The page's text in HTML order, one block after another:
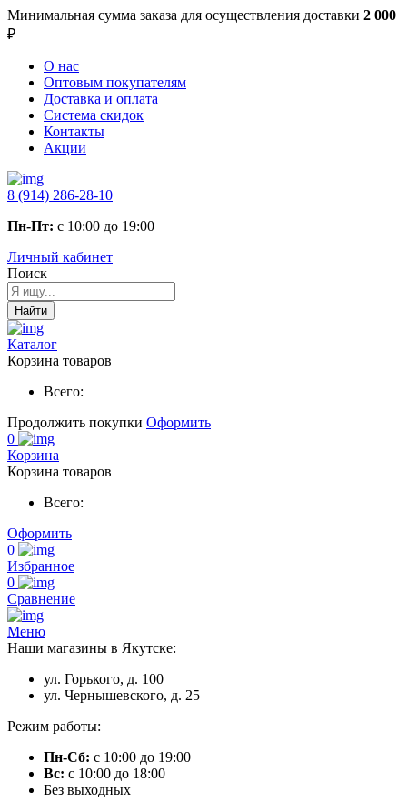
Минимальная сумма заказа для осуществления доставки 2 000
₽
О нас
Оптовым покупателям
Доставка и оплата
Система скидок
Контакты
Акции
8 (914) 286-28-10
Пн-Пт: с 10:00 до 19:00
Личный кабинет
Поиск
Найти
Каталог
Корзина товаров
Всего:
Продолжить покупки Оформить
0
Корзина
Корзина товаров
Всего:
Оформить
0
Избранное
0
Сравнение
Меню
Наши магазины в Якутске:
ул. Горького, д. 100
ул. Чернышевского, д. 25
Режим работы:
Пн-Сб: с 10:00 до 19:00
Вс: с 10:00 до 18:00
Без выходных